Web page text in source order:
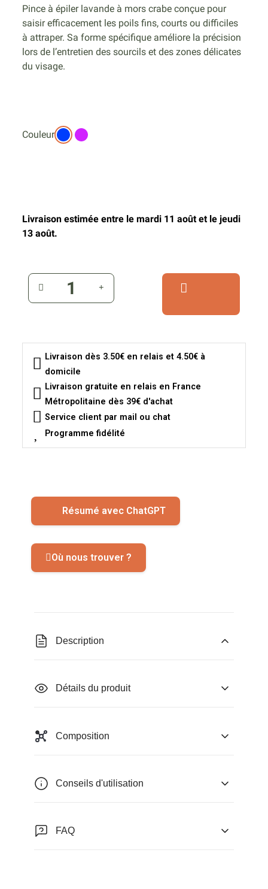
Pince à épiler lavande à mors crabe conçue pour
saisir efficacement les poils fins, courts ou difficiles
à attraper. Sa forme spécifique améliore la précision
lors de l’entretien des sourcils et des zones délicates
du visage.
Couleur
Livraison estimée entre le mardi 11 août et le jeudi
13 août.
Livraison dès 3.50€ en relais et 4.50€ à
domicile
Livraison gratuite en relais en France
Métropolitaine dès 39€ d'achat
Service client par mail ou chat
Programme fidélité
Résumé avec ChatGPT
Où nous trouver ?
Description
Détails du produit
Composition
Conseils d'utilisation
FAQ